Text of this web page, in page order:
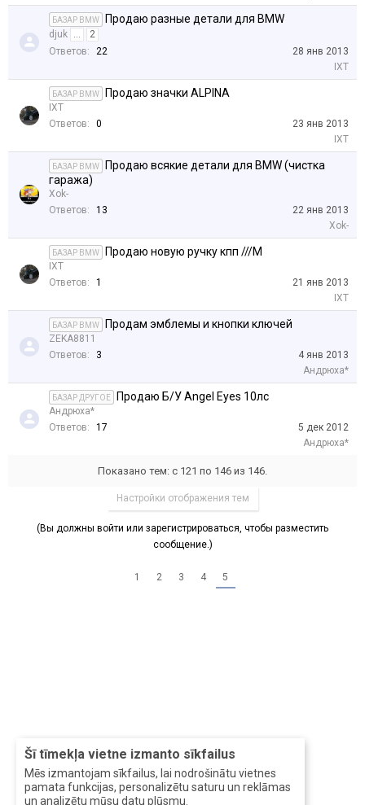
Šī tīmekļa vietne izmanto sīkfailus
Mēs izmantojam sīkfailus, lai nodrošinātu vietnes
pamata funkcijas, personalizētu saturu un reklāmas
un analizētu mūsu datu plūsmu.
БАЗАР BMW Продаю разные детали для BMW
djuk ...
2
Ответов:
22
28 янв 2013
IXT
БАЗАР BMW Продаю значки ALPINA
IXT
Ответов:
0
23 янв 2013
IXT
БАЗАР BMW
Продаю всякие детали для BMW (чистка
гаража)
Xok-
Ответов:
13
22 янв 2013
Xok-
БАЗАР BMW Продаю новую ручку кпп ///М
IXT
Ответов:
1
21 янв 2013
IXT
БАЗАР BMW Продам эмблемы и кнопки ключей
ZEKA8811
Ответов:
3
4 янв 2013
Андрюха*
БАЗАР ДРУГОЕ Продаю Б/У Angel Eyes 10лс
Андрюха*
Ответов:
17
5 дек 2012
Андрюха*
Показано тем: с 121 по 146 из 146.
Настройки отображения тем
(Вы должны войти или зарегистрироваться, чтобы разместить
сообщение.)
1 2 3 4 5